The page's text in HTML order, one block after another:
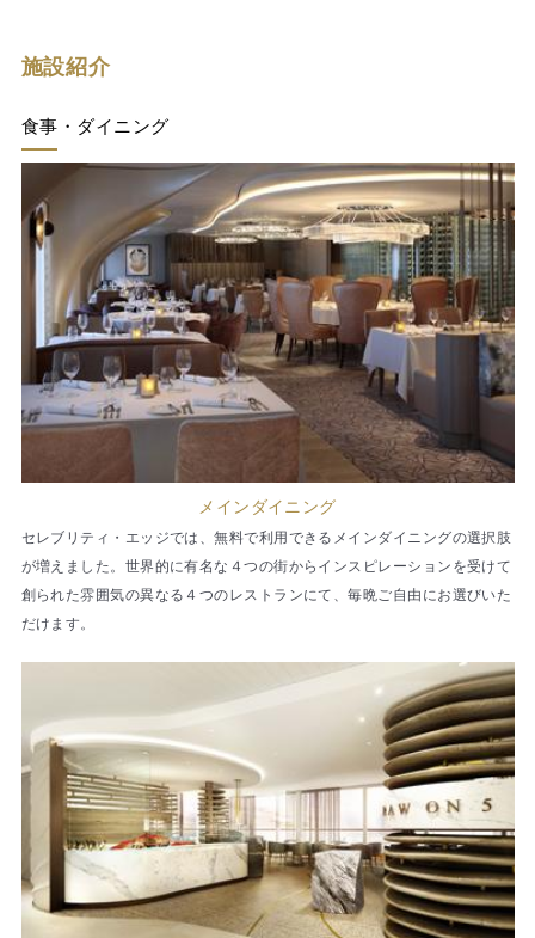
施設紹介
食事・ダイニング
メインダイニング
セレブリティ・エッジでは、無料で利用できるメインダイニングの選択肢
が増えました。世界的に有名な４つの街からインスピレーションを受けて
創られた雰囲気の異なる４つのレストランにて、毎晩ご自由にお選びいた
だけます。